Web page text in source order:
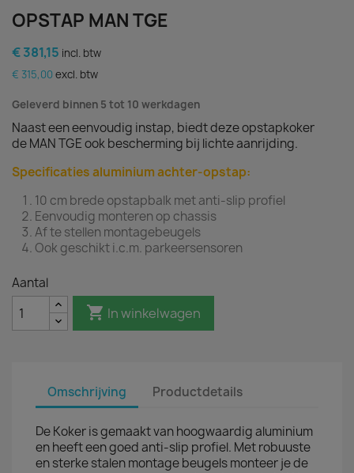
OPSTAP MAN TGE
€ 381,15 incl. btw
€ 315,00 excl. btw
Geleverd binnen 5 tot 10 werkdagen
Naast een eenvoudig instap, biedt deze opstapkoker
de MAN TGE ook bescherming bij lichte aanrijding.
Specificaties aluminium achter-opstap:
10 cm brede opstapbalk met anti-slip profiel
Eenvoudig monteren op chassis
Af te stellen montagebeugels
Ook geschikt i.c.m. parkeersensoren
Aantal
 In winkelwagen
Omschrijving Productdetails
De Koker is gemaakt van hoogwaardig aluminium
en heeft een goed anti-slip profiel. Met robuuste
en sterke stalen montage beugels monteer je de